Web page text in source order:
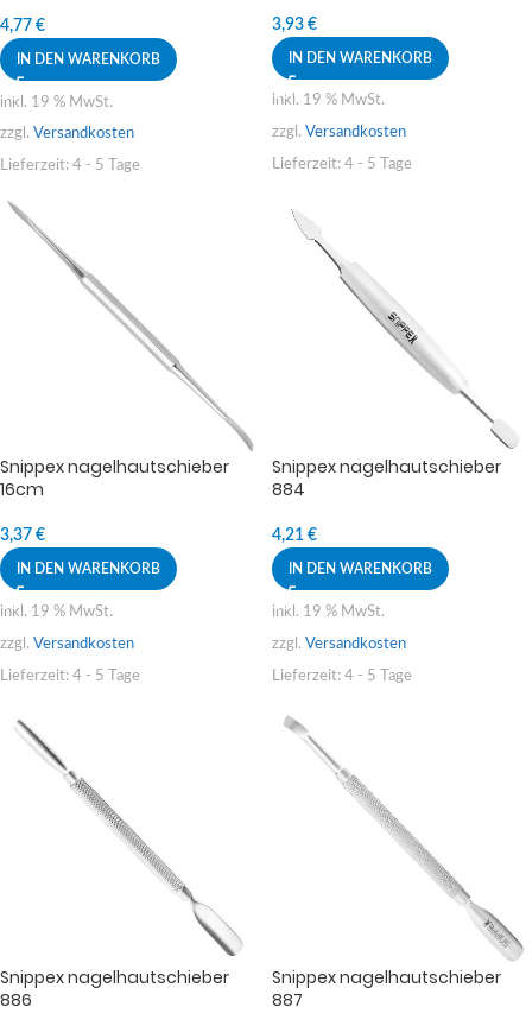
4,77 €
IN DEN WARENKORB
inkl. 19 % MwSt.
zzgl. Versandkosten
Lieferzeit: 4 - 5 Tage
3,93 €
IN DEN WARENKORB
inkl. 19 % MwSt.
zzgl. Versandkosten
Lieferzeit: 4 - 5 Tage
Snippex nagelhautschieber
16cm
3,37 €
IN DEN WARENKORB
inkl. 19 % MwSt.
zzgl. Versandkosten
Lieferzeit: 4 - 5 Tage
Snippex nagelhautschieber
884
4,21 €
IN DEN WARENKORB
inkl. 19 % MwSt.
zzgl. Versandkosten
Lieferzeit: 4 - 5 Tage
Snippex nagelhautschieber
886
Snippex nagelhautschieber
887